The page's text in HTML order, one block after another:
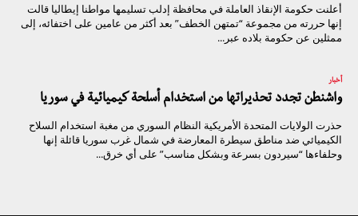
أعلنت حكومة الإنقاذ العاملة في محافظة إدلب تسليمها مواطنا إيطاليا قالت
إنها حررته من مجموعة “تمتهن الخطف” بعد أكثر من عامين على اختفائه، إلى
ممثلين عن حكومة بلاده عبر...
أخبار
واشنطن تجدد تحذيراتها من استخدام أسلحة كيميائية في سوريا
حذرت الولايات المتحدة الأمريكية النظام السوري من مغبة استخدام السلاح
الكيميائي ضد مناطق سيطرة المعارضة في شمال غرب سوريا قائلة إنها
وحلفاءها “سيردون بسرعة وبشكل مناسب” على أي خرق...